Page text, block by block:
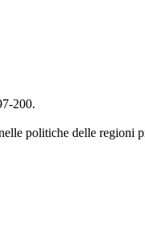
200.
politiche delle regioni